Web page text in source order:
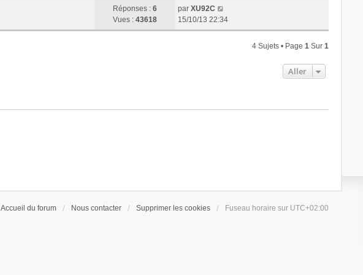
a
g
e
Réponses : 6
Vues : 43618
par XU92C
15/10/13 22:34
4 Sujets • Page1 Sur1
Aller
Accueil du forum Nous contacter Supprimer les cookies Fuseau horaire sur UTC+02:00